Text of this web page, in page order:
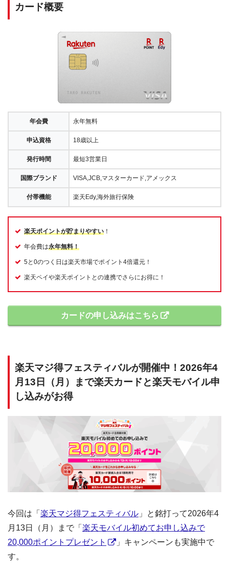
カード概要
年会費 永年無料
申込資格 18歳以上
発行時間 最短3営業日
国際ブランド VISA,JCB,マスターカード,アメックス
付帯機能 楽天Edy,海外旅行保険
楽天ポイントが貯まりやすい ！
年会費は永年無料！
5と0のつく日は楽天市場でポイント4倍還元！
楽天ペイや楽天ポイントとの連携でさらにお得に！
カードの申し込みはこちら
楽天マジ得フェスティバルが開催中！2026年4
月13日（月）まで楽天カードと楽天モバイル申
し込みがお得
今回は「 楽天マジ得フェスティバル 」と銘打って2026年4
月13日（月）まで「 楽天モバイル初めてお申し込みで
20,000ポイントプレゼント
」キャンペーンも実施中で
す。